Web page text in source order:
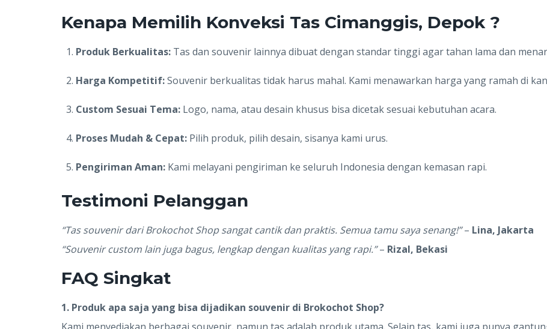
Kenapa Memilih Konveksi Tas Cimanggis, Depok ?
Produk Berkualitas: Tas dan souvenir lainnya dibuat dengan standar tinggi agar tahan lama dan
Harga Kompetitif:Souvenir berkualitas tidak harus mahal. Kami menawarkan harga yang ramah di
Custom Sesuai Tema: Logo, nama, atau desain khusus bisa dicetak sesuai kebutuhan acara.
Proses Mudah & Cepat: Pilih produk, pilih desain, sisanya kami urus.
Pengiriman Aman: Kami melayani pengiriman ke seluruh Indonesia dengan kemasan rapi.
Testimoni Pelanggan
“Tas souvenir dari Brokochot Shop sangat cantik dan praktis. Semua tamu saya senang!”– Lina, Jakarta
“Souvenir custom lain juga bagus, lengkap dengan kualitas yang rapi.”– Rizal, Bekasi
FAQ Singkat
1. Produk apa saja yang bisa dijadikan souvenir di Brokochot Shop?
Kami menyediakan berbagai souvenir, namun tas adalah produk utama. Selain tas, kami juga punya